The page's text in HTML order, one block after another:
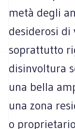
metà degli
desiderosi di
soprattutto
disinvoltura
una bella
una zona
o